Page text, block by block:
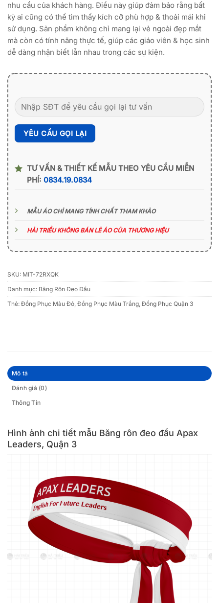
nhu cầu của khách hàng. Điều này giúp đảm bảo rằng bất
kỳ ai cũng có thể tìm thấy kích cỡ phù hợp & thoải mái khi
sử dụng. Sản phẩm không chỉ mang lại vẻ ngoài đẹp mắt
mà còn có tính năng thực tế, giúp các giáo viên & học sinh
dễ dàng nhận biết lẫn nhau trong các sự kiện.
TƯ VẤN & THIẾT KẾ MẪU THEO YÊU CẦU MIỄN
PHÍ: 0834.19.0834
MẪU ÁO CHỈ MANG TÍNH CHẤT THAM KHẢO
HẢI TRIỀU KHÔNG BÁN LẺ ÁO CỦA THƯƠNG HIỆU
SKU: MIT-72RXQK
Danh mục: Băng Rôn Đeo Đầu
Thẻ: Đồng Phục Màu Đỏ Đồng Phục Màu Trắng Đồng Phục Quận 3
Mô tả
Đánh giá (0)
Thông Tin
Hình ảnh chi tiết mẫu Băng rôn đeo đầu Apax
Leaders, Quận 3